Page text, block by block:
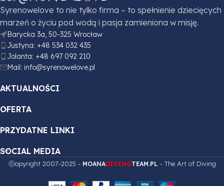
Syrenowelove to nie tylko firma – to spełnienie dziecięcych
marzeń o życiu pod wodą i pasja zamieniona w misję.
Barycka 3a, 50-325 Wrocław
Justyna: +48 534 032 435
Jolanta: +48 697 092 210
Mail: info@syrenowelove.pl
AKTUALNOŚCI
OFERTA
PRZYDATNE LINKI
SOCIAL MEDIA
ⓒopyright 2007-2025 - MOANADIVINGTEAM.PL- The Art of Diving